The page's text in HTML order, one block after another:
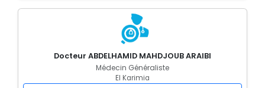
Docteur ABDELHAMID MAHDJOUB ARAIBI
Médecin Généraliste
El Karimia